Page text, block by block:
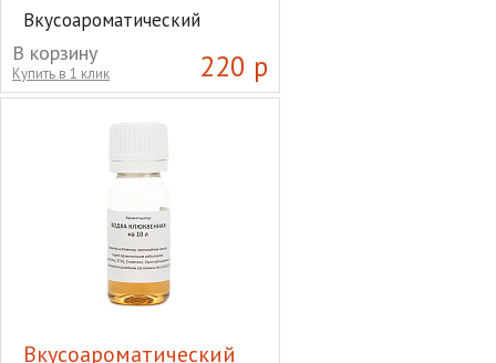
Вкусоароматический
концентрат "Slivovice" 30гр
(Elixir)
220 р
В корзину
Купить в 1 клик
Вкусоароматический